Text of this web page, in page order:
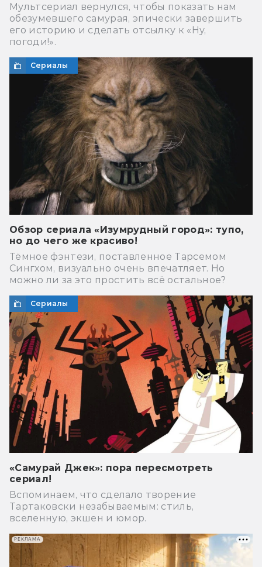
Мультсериал вернулся, чтобы показать нам
обезумевшего самурая, эпически завершить
его историю и сделать отсылку к «Ну,
погоди!».
Сериалы
Обзор сериала «Изумрудный город»: тупо,
но до чего же красиво!
Тёмное фэнтези, поставленное Тарсемом
Сингхом, визуально очень впечатляет. Но
можно ли за это простить всё остальное?
Сериалы
«Самурай Джек»: пора пересмотреть
сериал!
Вспоминаем, что сделало творение
Тартаковски незабываемым: стиль,
вселенную, экшен и юмор.
РЕКЛАМА